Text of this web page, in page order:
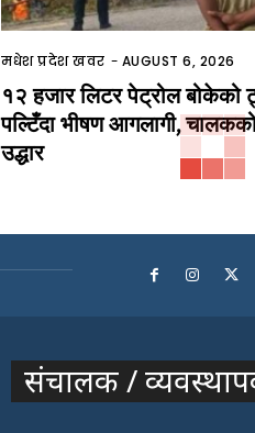
मधेश प्रदेश खवर - AUGUST 6, 2026
१२ हजार लिटर पेट्रोल बोकेको
पल्टिँदा भीषण आगलागी,
उद्धार
संचालक /